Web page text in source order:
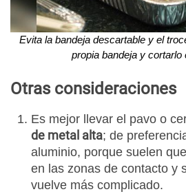
Evita la bandeja descartable y el
propia bandeja y cortarlo
Otras consideraciones
Es mejor llevar el pavo o
de metal alta; de
aluminio, porque suelen
en las zonas de contacto y
vuelve más complicado.